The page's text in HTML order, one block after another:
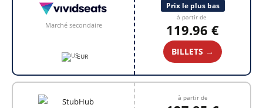
Marché secondaire
EUR
Prix le plus bas
à partir de
119.96 €
BILLETS →
à partir de